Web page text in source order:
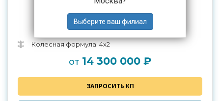
Автогидроподъемник ISUZU GIGA
QL5130QGK6FR 45м
Колесная формула: 4х2
от 14 300 000 ₽
ЗАПРОСИТЬ КП